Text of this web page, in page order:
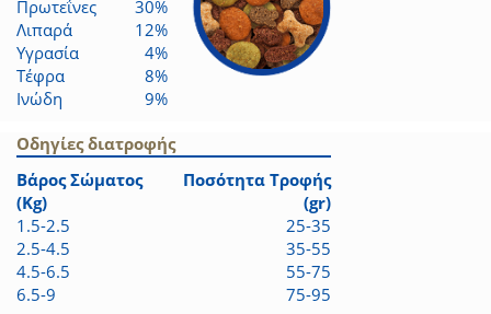
Πρωτεΐνες
30%
Λιπαρά
12%
Υγρασία
4%
Τέφρα
8%
Ινώδη
9%
Οδηγίες διατροφής
Βάρος Σώματος
(Kg)
Ποσότητα Τροφής
(gr)
1.5-2.5
25-35
2.5-4.5
35-55
4.5-6.5
55-75
6.5-9
75-95